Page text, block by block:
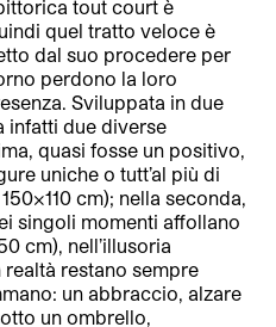
tout court è
quel tratto veloce è
dal suo procedere per
perdono la loro
Sviluppata in due
infatti due diverse
quasi fosse un positivo,
uniche o tutt’al più di
cm); nella seconda,
singoli momenti affollano
cm), nell’illusoria
restano sempre
un abbraccio, alzare
un ombrello,